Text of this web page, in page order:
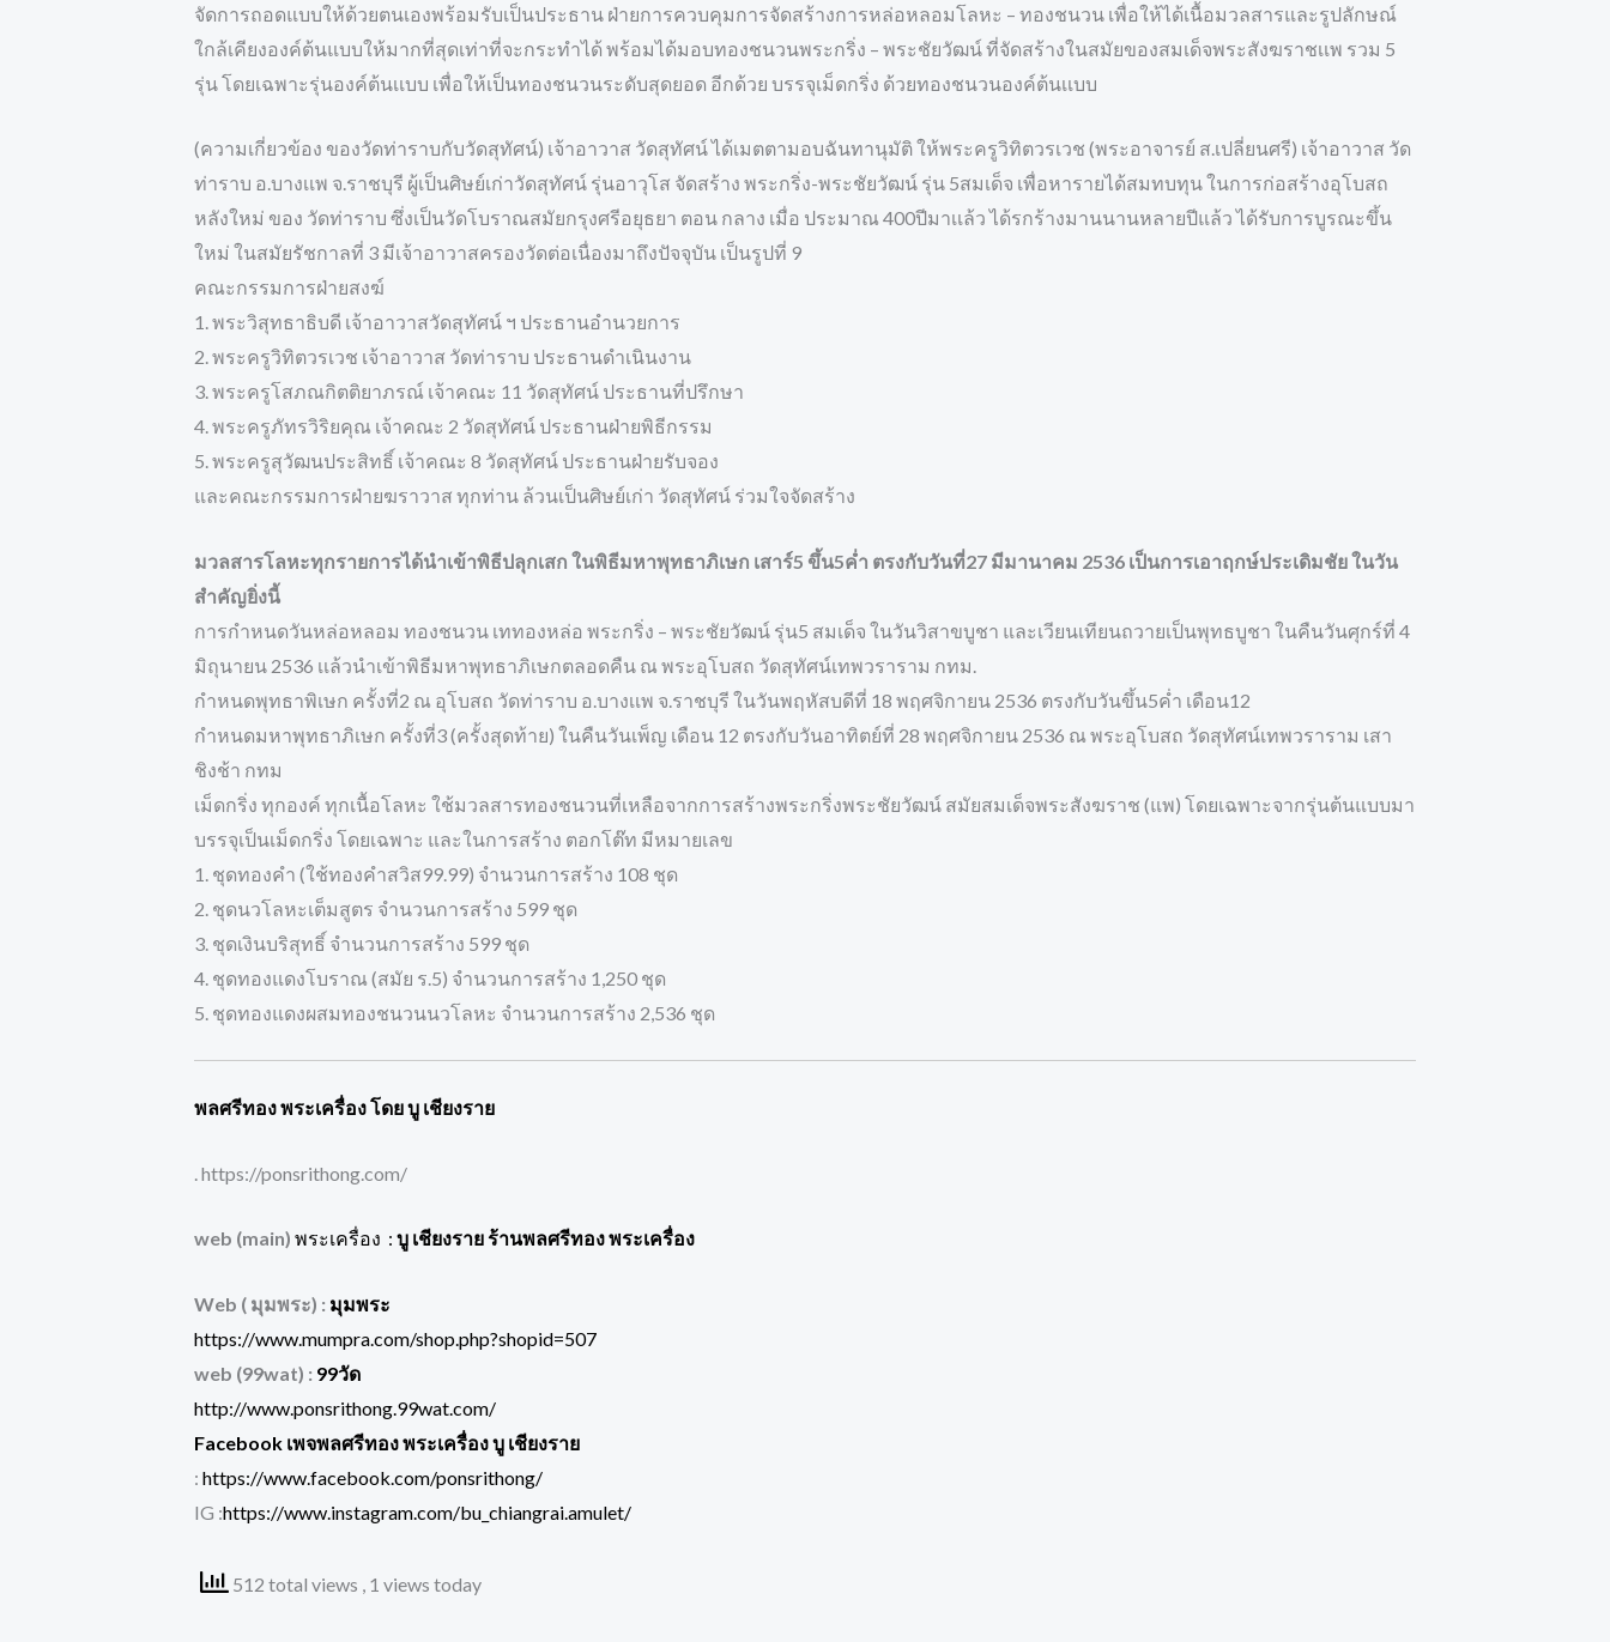
จัดการถอดแบบให้ด้วยตนเองพร้อมรับเป็นประธาน ฝ่ายการควบคุมการจัดสร้างการหล่อหลอมโลหะ – ทองชนวน เพื่อให้ได้เนื้อมวลสารและรูปลักษณ์
ใกล้เคียงองค์ต้นแบบให้มากที่สุดเท่าที่จะกระทำได้ พร้อมได้มอบทองชนวนพระกริ่ง – พระชัยวัฒน์ ที่จัดสร้างในสมัยของสมเด็จพระสังฆราชเเพ รวม 5
รุ่น โดยเฉพาะรุ่นองค์ต้นเเบบ เพื่อให้เป็นทองชนวนระดับสุดยอด อีกด้วย บรรจุเม็ดกริ่ง ด้วยทองชนวนองค์ต้นเเบบ
(ความเกี่ยวข้อง ของวัดท่าราบกับวัดสุทัศน์) เจ้าอาวาส วัดสุทัศน์ ได้เมตตามอบฉันทานุมัติ ให้พระครูวิทิตวรเวช (พระอาจารย์ ส.เปลี่ยนศรี) เจ้าอาวาส วัด
ท่าราบ อ.บางเเพ จ.ราชบุรี ผู้เป็นศิษย์เก่าวัดสุทัศน์ รุ่นอาวุโส จัดสร้าง พระกริ่ง-พระชัยวัฒน์ รุ่น 5สมเด็จ เพื่อหารายได้สมทบทุน ในการก่อสร้างอุโบสถ
หลังใหม่ ของ วัดท่าราบ ซึ่งเป็นวัดโบราณสมัยกรุงศรีอยุธยา ตอน กลาง เมื่อ ประมาณ 400ปีมาเเล้ว ได้รกร้างมานนานหลายปีแล้ว ได้รับการบูรณะขึ้น
ใหม่ ในสมัยรัชกาลที่ 3 มีเจ้าอาวาสครองวัดต่อเนื่องมาถึงปัจจุบัน เป็นรูปที่ 9
คณะกรรมการฝ่ายสงฆ์
1. พระวิสุทธาธิบดี เจ้าอาวาสวัดสุทัศน์ ฯ ประธานอำนวยการ
2. พระครูวิทิตวรเวช เจ้าอาวาส วัดท่าราบ ประธานดำเนินงาน
3. พระครูโสภณกิตติยาภรณ์ เจ้าคณะ 11 วัดสุทัศน์ ประธานที่ปรึกษา
4. พระครูภัทรวิริยคุณ เจ้าคณะ 2 วัดสุทัศน์ ประธานฝ่ายพิธีกรรม
5. พระครูสุวัฒนประสิทธิ์ เจ้าคณะ 8 วัดสุทัศน์ ประธานฝ่ายรับจอง
และคณะกรรมการฝ่ายฆราวาส ทุกท่าน ล้วนเป็นศิษย์เก่า วัดสุทัศน์ ร่วมใจจัดสร้าง
มวลสารโลหะทุกรายการได้นําเข้าพิธีปลุกเสก ในพิธีมหาพุทธาภิเษก เสาร์5 ขึ้น5คํ่า ตรงกับวันที่27 มีมานาคม 2536 เป็นการเอาฤกษ์ประเดิมชัย ในวัน
สําคัญยิ่งนี้
การกําหนดวันหล่อหลอม ทองชนวน เททองหล่อ พระกริ่ง – พระชัยวัฒน์ รุ่น5 สมเด็จ ในวันวิสาขบูชา และเวียนเทียนถวายเป็นพุทธบูชา ในคืนวันศุกร์ที่ 4
มิถุนายน 2536 เเล้วนําเข้าพิธีมหาพุทธาภิเษกตลอดคืน ณ พระอุโบสถ วัดสุทัศน์เทพวราราม กทม.
กําหนดพุทธาพิเษก ครั้งที่2 ณ อุโบสถ วัดท่าราบ อ.บางเเพ จ.ราชบุรี ในวันพฤหัสบดีที่ 18 พฤศจิกายน 2536 ตรงกับวันขึ้น5คํ่า เดือน12
กําหนดมหาพุทธาภิเษก ครั้งที่3 (ครั้งสุดท้าย) ในคืนวันเพ็ญ เดือน 12 ตรงกับวันอาทิตย์ที่ 28 พฤศจิกายน 2536 ณ พระอุโบสถ วัดสุทัศน์เทพวราราม เสา
ชิงช้า กทม
เม็ดกริ่ง ทุกองค์ ทุกเนื้อโลหะ ใช้มวลสารทองชนวนที่เหลือจากการสร้างพระกริ่งพระชัยวัฒน์ สมัยสมเด็จพระสังฆราช (แพ) โดยเฉพาะจากรุ่นต้นแบบมา
บรรจุเป็นเม็ดกริ่ง โดยเฉพาะ และในการสร้าง ตอกโต๊ท มีหมายเลข
1. ชุดทองคำ (ใช้ทองคำสวิส99.99) จำนวนการสร้าง 108 ชุด
2. ชุดนวโลหะเต็มสูตร จำนวนการสร้าง 599 ชุด
3. ชุดเงินบริสุทธิ์ จำนวนการสร้าง 599 ชุด
4. ชุดทองแดงโบราณ (สมัย ร.5) จำนวนการสร้าง 1,250 ชุด
5. ชุดทองแดงผสมทองชนวนนวโลหะ จำนวนการสร้าง 2,536 ชุด
พลศรีทอง พระเครื่อง โดย บู เชียงราย
. https://ponsrithong.com/
web (main) พระเครื่อง : บู เชียงราย ร้านพลศรีทอง พระเครื่อง
Web ( มุมพระ) : มุมพระ
https://www.mumpra.com/shop.php?shopid=507
web (99wat) : 99วัด
http://www.ponsrithong.99wat.com/
Facebook เพจพลศรีทอง พระเครื่อง บู เชียงราย
: https://www.facebook.com/ponsrithong/
IG :https://www.instagram.com/bu_chiangrai.amulet/
512 total views , 1 views today